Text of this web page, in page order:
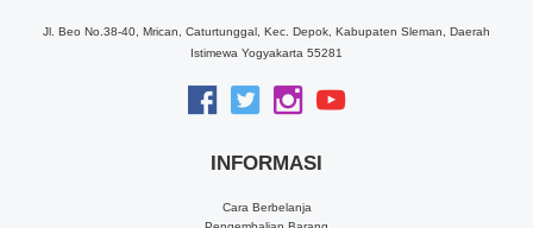
Jl. Beo No.38-40, Mrican, Caturtunggal, Kec. Depok, Kabupaten Sleman, Daerah
Istimewa Yogyakarta 55281
INFORMASI
Cara Berbelanja